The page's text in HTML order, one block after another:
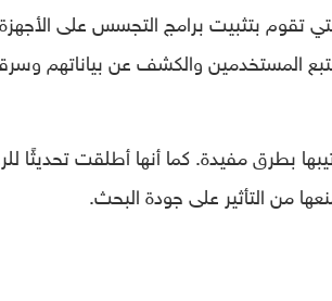
تقوم بتثبيت برامج التجسس على الأجهزة
المستخدمين والكشف عن بياناتهم
بطرق مفيدة. كما أنها أطلقت تحديثًا
من التأثير على جودة البحث.